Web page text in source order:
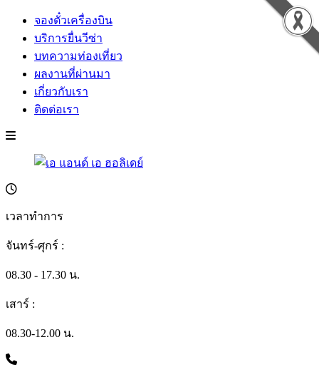
จองตั๋วเครื่องบิน
บริการยื่นวีซ่า
บทความท่องเที่ยว
ผลงานที่ผ่านมา
เกี่ยวกับเรา
ติดต่อเรา
เวลาทำการ
จันทร์-ศุกร์ :
08.30 - 17.30 น.
เสาร์ :
08.30-12.00 น.